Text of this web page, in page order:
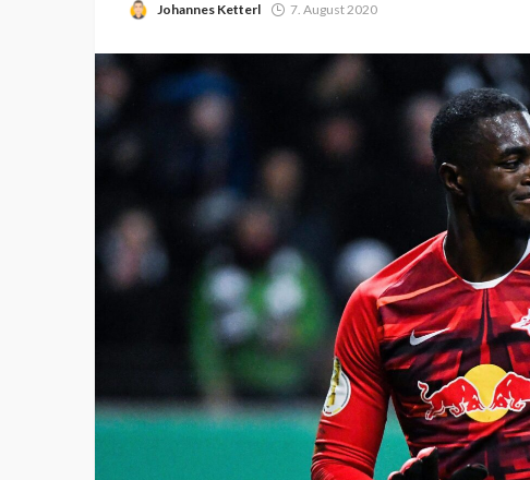
Johannes Ketterl 7. August 2020